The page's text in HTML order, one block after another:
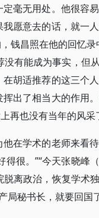
毫无用处。他很容
愿意去的话，就一
钱昌照在他的回忆
有能成为事实，但
胡适推荐的这三个
出了相当大的作用
再也没有当年的风采
在学术的老师来看
很。”“今天张晓峰
离政治，恢复学术
局秘书长，就要回国